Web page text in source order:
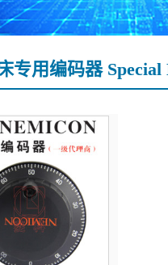
专用编码器